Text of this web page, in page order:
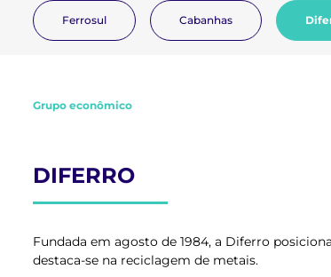
Ferrosul Cabanhas
Grupo econômico
DIFERRO
Fundada em agosto de 1984, a Diferro
destaca-se na reciclagem de metais.